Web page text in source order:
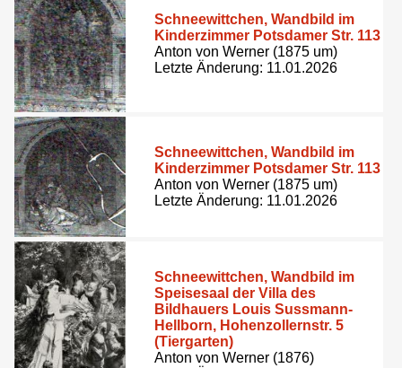
Schneewittchen, Wandbild im
Kinderzimmer Potsdamer Str. 113
Anton von Werner (1875 um)
Letzte Änderung: 11.01.2026
Schneewittchen, Wandbild im
Kinderzimmer Potsdamer Str. 113
Anton von Werner (1875 um)
Letzte Änderung: 11.01.2026
Schneewittchen, Wandbild im
Speisesaal der Villa des
Bildhauers Louis Sussmann-
Hellborn, Hohenzollernstr. 5
(Tiergarten)
Anton von Werner (1876)